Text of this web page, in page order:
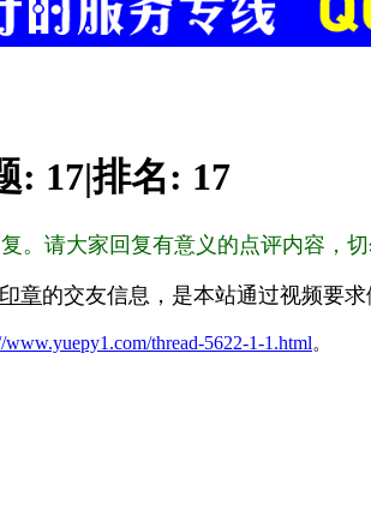
: 17|排名: 17
。请大家回复有意义的点评内容，切
章的交友信息，是本站通过视频要
www.yuepy1.com/thread-5622-1-1.html。